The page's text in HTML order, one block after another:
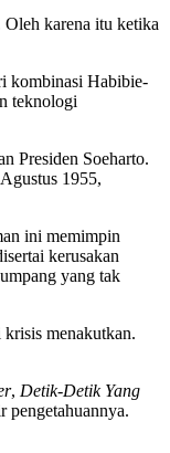
Oleh karena itu ketika
kombinasi Habibie-
teknologi
Presiden Soeharto.
1955,
ini memimpin
kerusakan
yang tak
menakutkan.
, Detik-Detik Yang
pengetahuannya.